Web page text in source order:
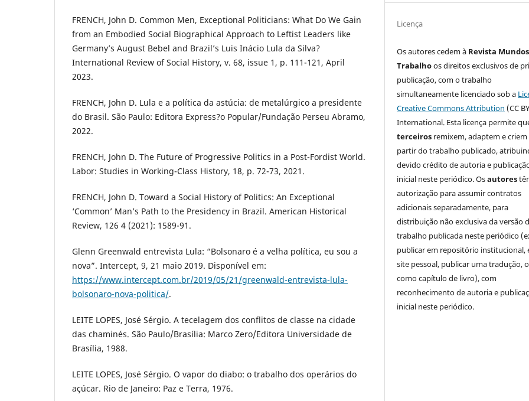
FRENCH, John D. Common Men, Exceptional Politicians: What Do We Gain
from an Embodied Social Biographical Approach to Leftist Leaders like
Germany’s August Bebel and Brazil’s Luis Inácio Lula da Silva?
International Review of Social History, v. 68, issue 1, p. 111-121, April
2023.
FRENCH, John D. Lula e a política da astúcia: de metalúrgico a presidente
do Brasil. São Paulo: Editora Express?o Popular/Fundação Perseu Abramo,
2022.
FRENCH, John D. The Future of Progressive Politics in a Post-Fordist World.
Labor: Studies in Working-Class History, 18, p. 72-73, 2021.
FRENCH, John D. Toward a Social History of Politics: An Exceptional
‘Common’ Man’s Path to the Presidency in Brazil. American Historical
Review, 126 4 (2021): 1589-91.
Glenn Greenwald entrevista Lula: “Bolsonaro é a velha política, eu sou a
nova”. Intercept, 9, 21 maio 2019. Disponível em:
https://www.intercept.com.br/2019/05/21/greenwald-entrevista-lula-
bolsonaro-nova-politica/.
LEITE LOPES, José Sérgio. A tecelagem dos conflitos de classe na cidade
das chaminés. São Paulo/Brasília: Marco Zero/Editora Universidade de
Brasília, 1988.
LEITE LOPES, José Sérgio. O vapor do diabo: o trabalho dos operários do
açúcar. Rio de Janeiro: Paz e Terra, 1976.
Licença
Os autores cedem à Revista
Trabalhoos direitos exclusivos de
publicação, com o trabalho
simultaneamente licenciado sob a
Creative Commons Attribution (CC
International. Esta licença permite
terceiros remixem, adaptem e criem
partir do trabalho publicado,
devido crédito de autoria e
inicial neste periódico. Osautores
autorização para assumir contratos
adicionais separadamente, para
distribuição não exclusiva da versão
trabalho publicada neste periódico
publicar em repositório institucional,
site pessoal, publicar uma tradução,
como capítulo de livro), com
reconhecimento de autoria e
inicial neste periódico.